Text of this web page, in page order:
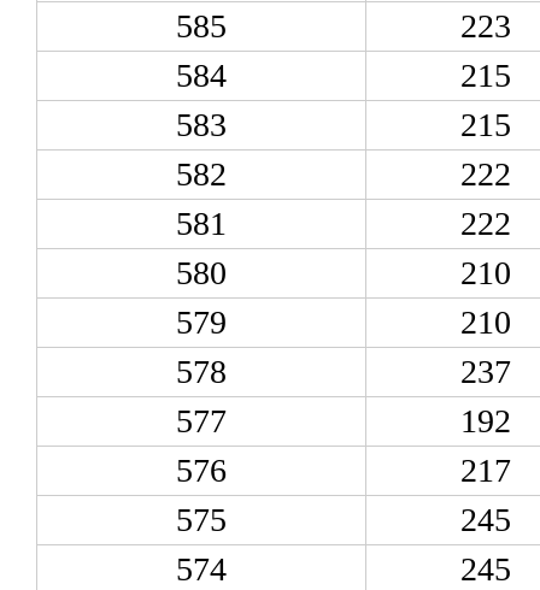
585
223
584
215
583
215
582
222
581
222
580
210
579
210
578
237
577
192
576
217
575
245
574
245